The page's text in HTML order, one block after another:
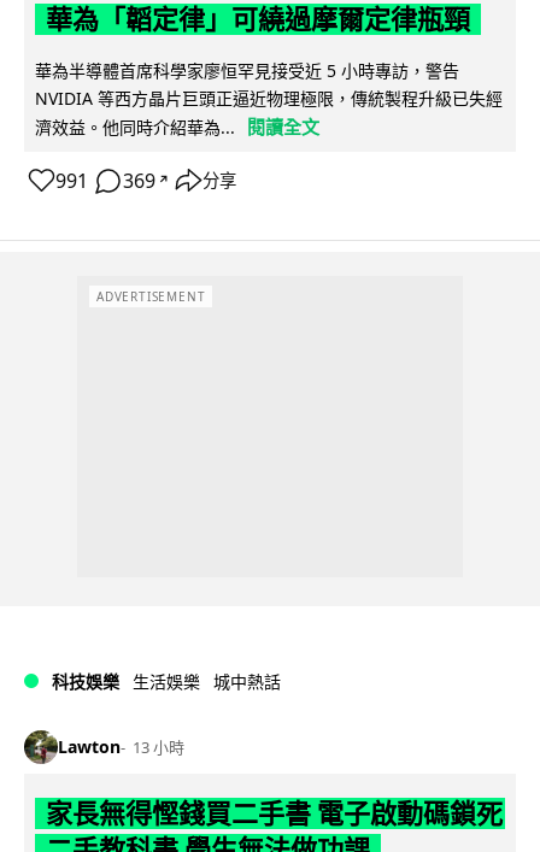
華為「韜定律」可繞過摩爾定律瓶頸
華為半導體首席科學家廖恒罕見接受近 5 小時專訪，警告
NVIDIA 等西方晶片巨頭正逼近物理極限，傳統製程升級已失經
濟效益。他同時介紹華為...
閱讀全文
991 369 ↗ 分享
ADVERTISEMENT
科技娛樂 生活娛樂 城中熱話
Lawton 13 小時
家長無得慳錢買二手書 電子啟動碼鎖死